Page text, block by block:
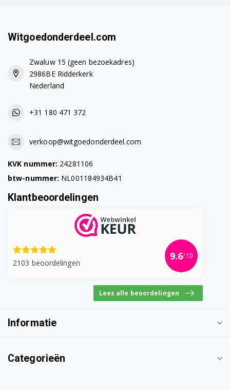
Witgoedonderdeel.com
Zwaluw 15 (geen bezoekadres)
2986BE Ridderkerk
Nederland
+31 180 471 372
verkoop@witgoedonderdeel.com
KVK nummer: 24281106
btw-nummer: NL001184934B41
Klantbeoordelingen
2103 beoordelingen
9.6/10
Lees alle beoordelingen
Informatie
Categorieën